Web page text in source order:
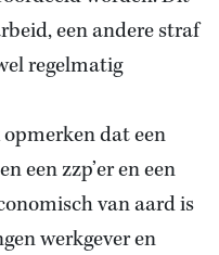
een andere straf
regelmatig
dat een
een zzp’er en een
van aard is
werkgever en